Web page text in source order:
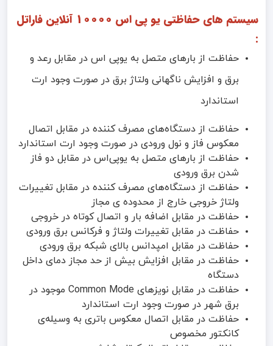
سیستم های حفاظتی یو پی اس 10000 آنلاین فاراتل
:
حفاظت از بارهای متصل به یو‌پی اس در مقابل رعد و
برق و افزایش ناگهانی ولتاژ برق در صورت وجود ارت
استاندارد
حفاظت از دستگاه‌‌های مصرف کننده در مقابل اتصال
معکوس فاز و نول ورودی در صورت وجود ارت استاندارد
حفاظت از بارهای متصل به یوپی‌اس در مقابل دو فاز
شدن برق ورودی
حفاظت از دستگاه‌های مصرف کننده در مقابل تغییرات
ولتاژ خروجی خارج از محدوده ی مجاز
حفاظت در مقابل اضافه بار و اتصال کوتاه در خروجی
حفاظت در مقابل تغییرات ولتاژ و فرکانس برق ورودی
حفاظت در مقابل امپدانس بالای شبکه برق ورودی
حفاظت در مقابل افزایش بیش از حد مجاز دمای داخل
دستگاه
حفاظت در مقابل نویزهای Common Mode موجود در
برق شهر در صورت وجود ارت استاندارد
حفاظت در مقابل اتصال معکوس باتری به وسیله‌ی
کانکتور مخصوص